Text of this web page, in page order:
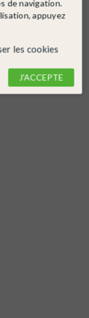
de navigation.
appuyez
les cookies
J'ACCEPTE